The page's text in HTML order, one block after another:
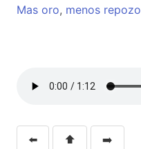
Mas oro, menos repozo
⬅️ ⬆️ ➡️